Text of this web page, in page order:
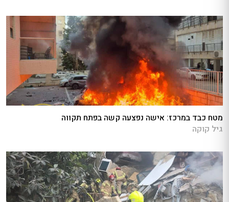
מטח כבד במרכז: אישה נפצעה קשה בפתח תקווה
גיל קוקה